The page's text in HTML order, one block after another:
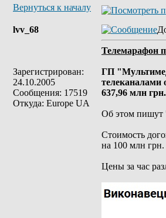
Вернуться к началу
lvv_68
Зарегистрирован:
24.10.2005
Сообщения: 17519
Откуда: Europe UA
Телемарафон
ГП
телеканалами
637,96 млн грн.
Об этом пишут
Стоимость
на 100 млн грн.
Цены за час